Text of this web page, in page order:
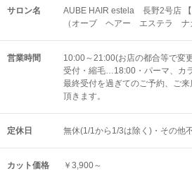
サロン名
AUBE HAIR estela 長野2号店 【
（オーブ ヘアー エステラ ナ
営業時間
10:00～21:00(お店の都合等で変
受付・縮毛…18:00・パーマ、
最終受付を過ぎてのご予約、ご
頂きます。
定休日 無休(1/1から1/3は除く)・その他
カット価格 ￥3,900～